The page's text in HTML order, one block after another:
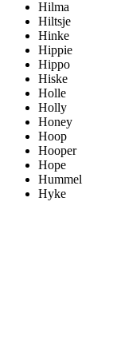
Hilma
Hiltsje
Hinke
Hippie
Hippo
Hiske
Holle
Holly
Honey
Hoop
Hooper
Hope
Hummel
Hyke